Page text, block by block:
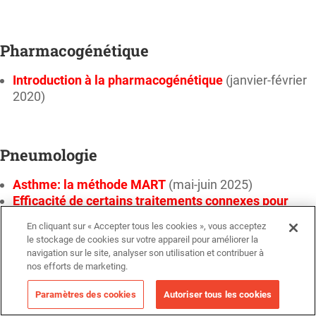
Pharmacogénétique
Introduction à la pharmacogénétique (janvier-février
2020)
Pneumologie
Asthme: la méthode MART (mai-juin 2025)
Efficacité de certains traitements connexes pour
obstructive chronique(janvier-février 2025)
Apnée obstructive du sommeil : un trouble sous-
estimé(janvier-février 2025)
Comment prendre en charge les pneumonies
bactériennes?(septembre-octobre 2023)
En cliquant sur « Accepter tous les cookies », vous acceptez
le stockage de cookies sur votre appareil pour améliorer la
navigation sur le site, analyser son utilisation et contribuer à
nos efforts de marketing.
Paramètres des cookies Autoriser tous les cookies